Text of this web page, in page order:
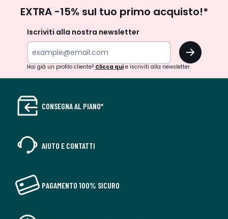
newsletter
EXTRA -15% sul tuo primo acquisto!*
Iscriviti alla nostra newsletter
OK
Hai già un profilo cliente? Clicca quie iscriviti alla newsletter.
CONSEGNA AL PIANO*
AIUTO E CONTATTI
PAGAMENTO 100% SICURO